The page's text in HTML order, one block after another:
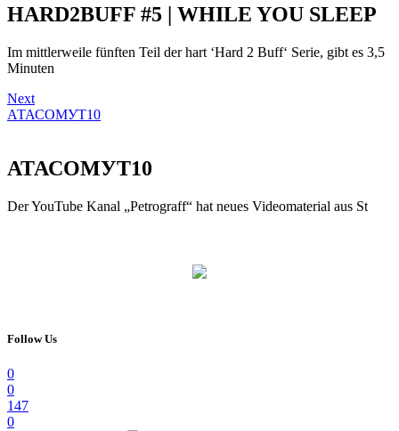
HARD2BUFF #5 | WHILE YOU SLEEP
Im mittlerweile fünften Teil der hart ‘Hard 2 Buff‘ Serie, gibt es 3,5
Minuten
Next
АТАСОМУТ10
АТАСОМУТ10
Der YouTube Kanal „Petrograff“ hat neues Videomaterial aus St
Follow Us
0
0
147
0